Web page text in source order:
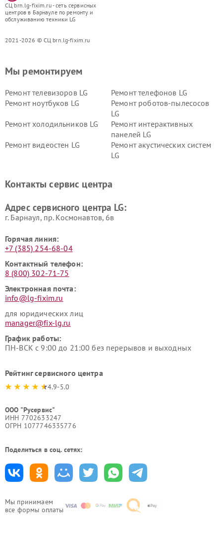
СЦ brn.lg-fixim.ru - сеть сервисных
центров в Барнауле по ремонту и
обслуживанию техники LG
2021-2026 © СЦ brn.lg-fixim.ru
Мы принимаем
все формы оплаты
Мы ремонтируем
Ремонт телевизоров LG
Ремонт телефонов LG
Ремонт ноутбуков LG
Ремонт роботов-пылесосов
LG
Ремонт холодильников LG
Ремонт интерактивных
панелей LG
Ремонт видеостен LG
Ремонт акустических систем
LG
Ремонт морозильных камер
Ремонт вертикальных
Контакты сервис центра
Адрес сервисного центра LG:
г. Барнаул, ​пр. Космонавтов, 6в
Горячая линия:
+7 (385) 254-68-04
Контактный телефон:
8 (800) 302-71-75
Электронная почта:
info@lg-fixim.ru
для юридических лиц
manager@fix-lg.ru
График работы:
ПН-ВСК с 9:00 до 21:00 без перерывов и выходных
Рейтинг сервисного центра
4.9-5.0
ООО "Русервис"
ИНН 7702633247
ОГРН 1077746335776
Поделиться в соц. сетях: